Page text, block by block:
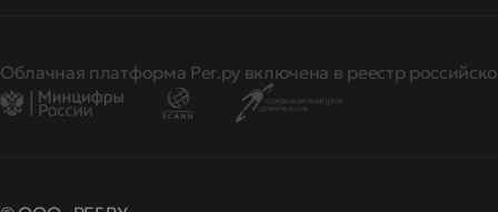
Облачная платформа Рег.ру включена в реестр